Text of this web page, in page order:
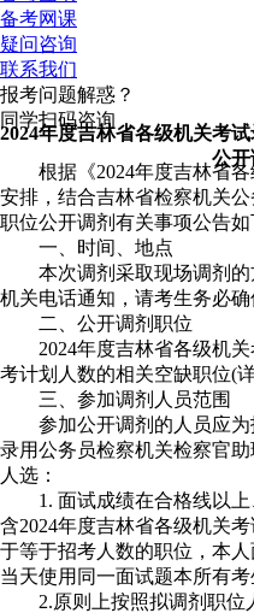
备考网课
疑问咨询
联系我们
报考问题解惑？
同学扫码咨询
2024年度吉林省各级机关考
公
根据《2024年度吉林省各
安排，结合吉林省检察机关
职位公开调剂有关事项公告如
一、时间、地点
本次调剂采取现场调剂的
机关电话通知，请考生务必确
二、公开调剂职位
2024年度吉林省各级机关
考计划人数的相关空缺职位(详
三、参加调剂人员范围
参加公开调剂的人员应为
录用公务员检察机关检察官
人选：
1. 面试成绩在合格线以上
含2024年度吉林省各级机关
于等于招考人数的职位，本
当天使用同一面试题本所有
2.原则上按照拟调剂职位